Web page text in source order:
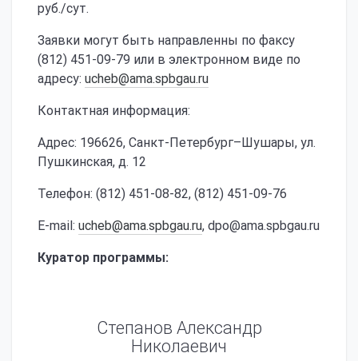
руб./сут.
Заявки могут быть направленны по факсу
(812) 451-09-79 или в электронном виде по
адресу: ucheb@ama.spbgau.ru
Контактная информация:
Адрес: 196626, Санкт-Петербург–Шушары, ул.
Пушкинская, д. 12
Телефон: (812) 451-08-82, (812) 451-09-76
E-mail: ucheb@ama.spbgau.ru, dpo@ama.spbgau.ru
Куратор программы:
Степанов Александр
Николаевич